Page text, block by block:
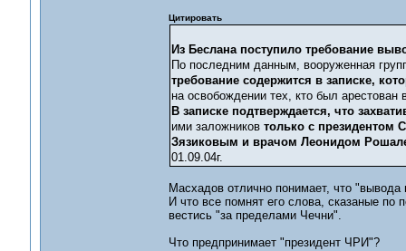
Цитировать
Из Беслана поступило требование
По последним данным, вооруженная
требование содержится в записке,
на освобождении тех, кто был
В записке подтверждается, что
ими заложников только с президентом
Зязиковым и врачом Леонидом
01.09.04г.
Масхадов отлично понимает, что "вывода
И что все помнят его слова, сказаные по
вестись "за пределами Чечни".
Что предпринимает "президент ЧРИ"?